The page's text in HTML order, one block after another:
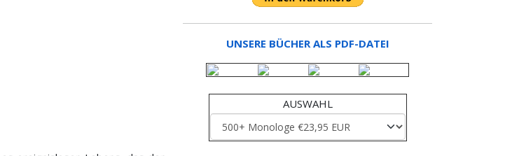
UNSERE BÜCHER ALS PDF-DATEI
AUSWAHL